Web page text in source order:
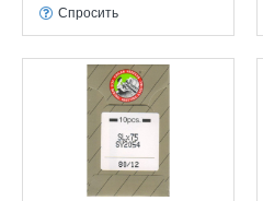
Спросить